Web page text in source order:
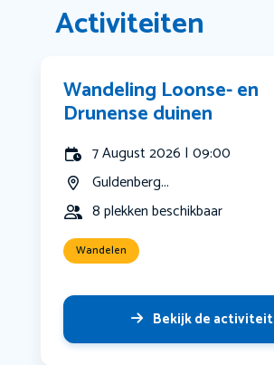
Activiteiten
Wandeling Loonse- en
Drunense duinen
7 August 2026 | 09:00
Guldenberg...
8 plekken beschikbaar
Wandelen
Bekijk de activiteit